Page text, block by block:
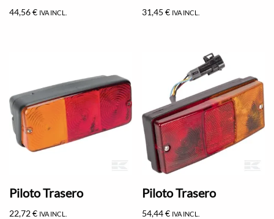
44,56€ IVA INCL. 31,45€ IVA INCL.
Piloto Trasero
22,72€ IVA INCL.
Piloto Trasero
54,44€ IVA INCL.